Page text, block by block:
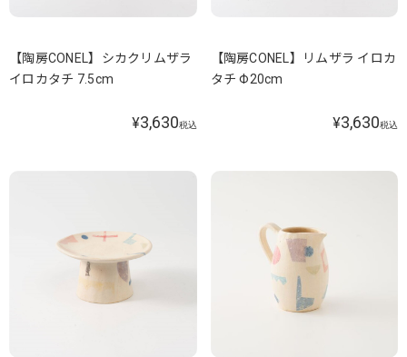
【陶房CONEL】シカクリムザラ
イロカタチ 7.5cm
¥3,630税込
【陶房CONEL】リムザラ イロカ
タチ Φ20cm
¥3,630税込